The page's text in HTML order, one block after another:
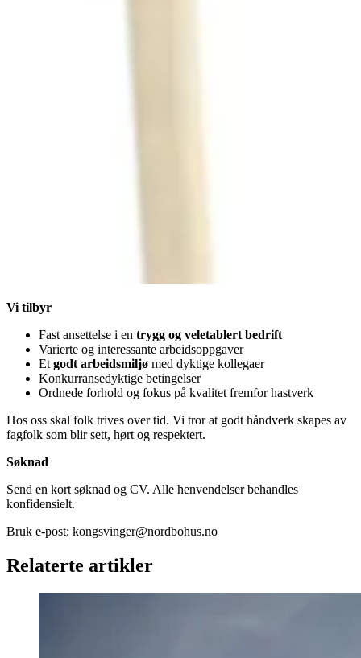
Vi tilbyr
Fast ansettelse i en trygg og veletablert bedrift
Varierte og interessante arbeidsoppgaver
Et godt arbeidsmiljø med dyktige kollegaer
Konkurransedyktige betingelser
Ordnede forhold og fokus på kvalitet fremfor hastverk
Hos oss skal folk trives over tid. Vi tror at godt håndverk skapes av
fagfolk som blir sett, hørt og respektert.
Søknad
Send en kort søknad og CV. Alle henvendelser behandles
konfidensielt.
Bruk e-post: kongsvinger@nordbohus.no
Relaterte artikler